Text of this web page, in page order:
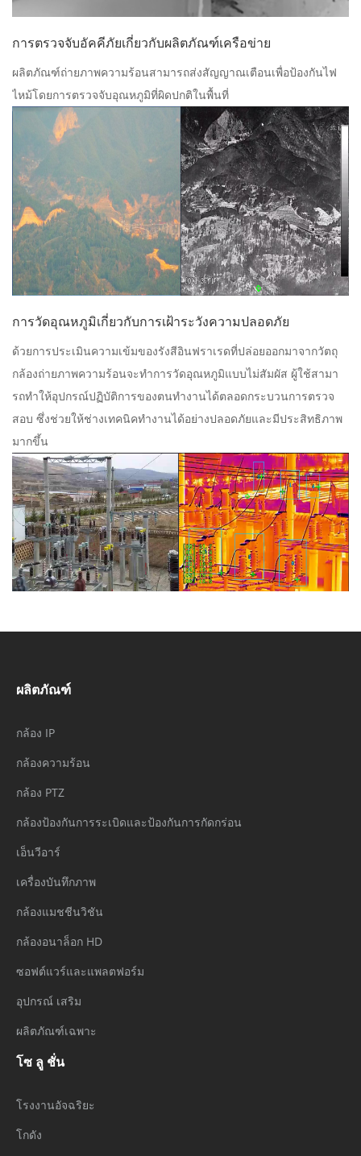
การตรวจจับอัคคีภัยเกี่ยวกับผลิตภัณฑ์เครือข่าย
ผลิตภัณฑ์ถ่ายภาพความร้อนสามารถส่งสัญญาณเตือนเพื่อป้องกันไฟ
ไหม้โดยการตรวจจับอุณหภูมิที่ผิดปกติในพื้นที่
การวัดอุณหภูมิเกี่ยวกับการเฝ้าระวังความปลอดภัย
ด้วยการประเมินความเข้มของรังสีอินฟราเรดที่ปล่อยออกมาจากวัตถุ
กล้องถ่ายภาพความร้อนจะทําการวัดอุณหภูมิแบบไม่สัมผัส ผู้ใช้สามา
รถทําให้อุปกรณ์ปฏิบัติการของตนทํางานได้ตลอดกระบวนการตรวจ
สอบ ซึ่งช่วยให้ช่างเทคนิคทํางานได้อย่างปลอดภัยและมีประสิทธิภาพ
มากขึ้น
ผลิตภัณฑ์
กล้อง IP
กล้องความร้อน
กล้อง PTZ
กล้องป้องกันการระเบิดและป้องกันการกัดกร่อน
เอ็นวีอาร์
เครื่องบันทึกภาพ
กล้องแมชชีนวิชัน
กล้องอนาล็อก HD
ซอฟต์แวร์และแพลตฟอร์ม
อุปกรณ์ เสริม
ผลิตภัณฑ์เฉพาะ
โซ ลู ชั่น
โรงงานอัจฉริยะ
โกดัง